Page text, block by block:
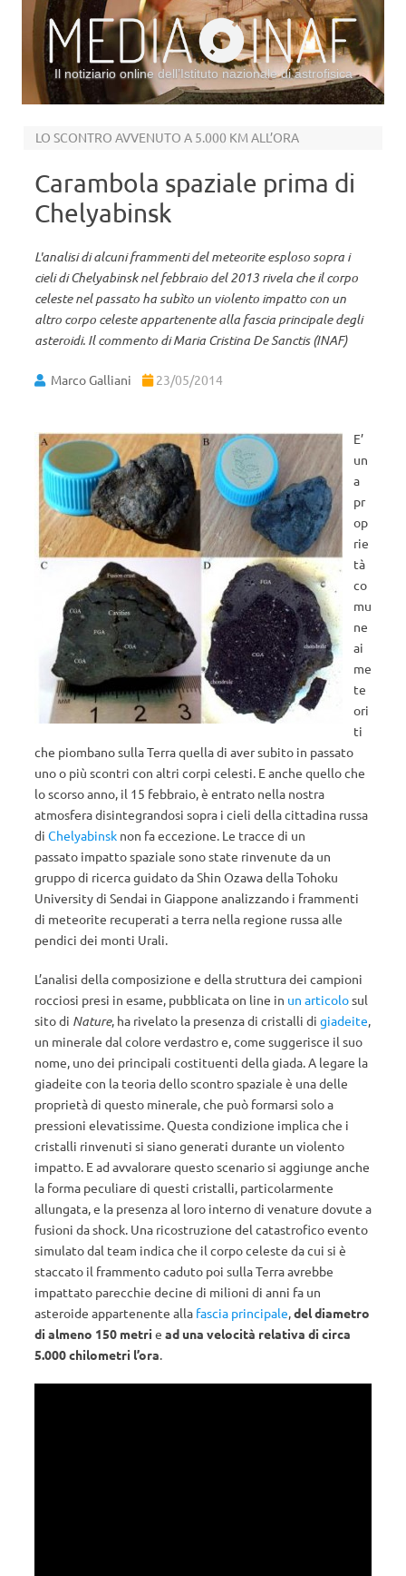
Il notiziario online dell’Istituto nazionale di astrofisica
LO SCONTRO AVVENUTO A 5.000 KM ALL’ORA
Carambola spaziale prima di
Chelyabinsk
L'analisi di alcuni frammenti del meteorite esploso sopra i
cieli di Chelyabinsk nel febbraio del 2013 rivela che il corpo
celeste nel passato ha subìto un violento impatto con un
altro corpo celeste appartenente alla fascia principale degli
asteroidi. Il commento di Maria Cristina De Sanctis (INAF)
Marco Galliani 23/05/2014
E’
un
a
pr
op
rie
tà
co
mu
ne
ai
me
te
ori
ti
che piombano sulla Terra quella di aver subito in passato
uno o più scontri con altri corpi celesti. E anche quello che
lo scorso anno, il 15 febbraio, è entrato nella nostra
atmosfera disintegrandosi sopra i cieli della cittadina russa
di Chelyabinsk non fa eccezione. Le tracce di un
passato impatto spaziale sono state rinvenute da un
gruppo di ricerca guidato da Shin Ozawa della Tohoku
University di Sendai in Giappone analizzando i frammenti
di meteorite recuperati a terra nella regione russa alle
pendici dei monti Urali.
L’analisi della composizione e della struttura dei campioni
rocciosi presi in esame, pubblicata on line in un articolosul
sito di Nature, ha rivelato la presenza di cristalli di giadeite,
un minerale dal colore verdastro e, come suggerisce il suo
nome, uno dei principali costituenti della giada. A legare la
giadeite con la teoria dello scontro spaziale è una delle
proprietà di questo minerale, che può formarsi solo a
pressioni elevatissime. Questa condizione implica che i
cristalli rinvenuti si siano generati durante un violento
impatto. E ad avvalorare questo scenario si aggiunge anche
la forma peculiare di questi cristalli, particolarmente
allungata, e la presenza al loro interno di venature dovute a
fusioni da shock. Una ricostruzione del catastrofico evento
simulato dal team indica che il corpo celeste da cui si è
staccato il frammento caduto poi sulla Terra avrebbe
impattato parecchie decine di milioni di anni fa un
asteroide appartenente alla fascia principale,del diametro
di almeno 150 metri e ad una velocità relativa di circa
5.000 chilometri l’ora.